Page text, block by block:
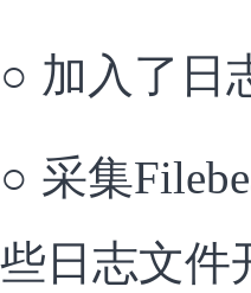
○ 加入了日
○ 采集
些日志文件